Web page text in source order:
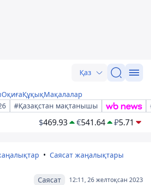
Қаз
ОқиғаҚұқықМақалалар
#Қазақстан мақтанышы
$469.93 €541.64 ₽5.71
Саясат жаңалықтары
12:11, 26 желтоқсан 2023
Саясат